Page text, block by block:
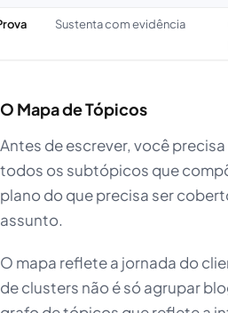
Sustenta com evidência
O Mapa de Tópicos
Antes de escrever, você
todos os subtópicos que
plano do que precisa ser
assunto.
O mapa reflete a jornada do
de clusters não é só agrupar